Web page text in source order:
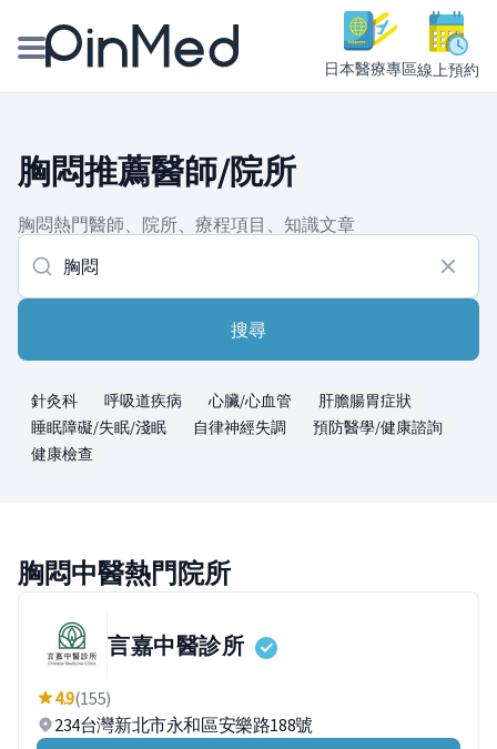
日本醫療專區線上預約
醫師專欄專訪
健康主題館
我是醫療人員
胸悶推薦醫師/院所
胸悶熱門醫師、院所、療程項目、知識文章
搜尋
針灸科 呼吸道疾病 心臟/心血管
肝膽腸胃症狀
睡眠障礙/失眠/淺眠
自律神經失調
預防醫學/健康諮詢
健康檢查
胸悶中醫熱門院所
言嘉中醫診所
4.9(155)
234台灣新北市永和區安樂路188號